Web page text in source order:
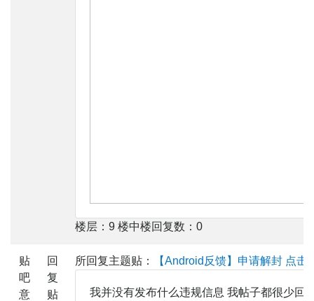
楼层：9 楼中楼回复数：0
贴
吧
意
回
复
贴
所回复主题贴： 【Android反馈】申请解封 点击
我并没有发布什么违规信息 我帖子都很少回